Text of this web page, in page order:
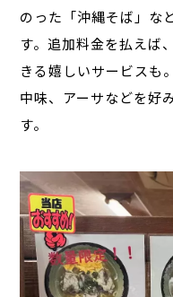
のった「沖縄そば」な
す。追加料金を払えば
きる嬉しいサービスも
中味、アーサなどを好
す。